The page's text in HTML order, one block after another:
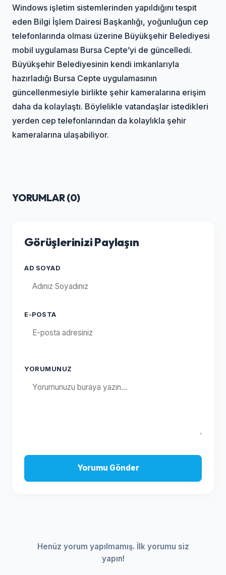
Windows işletim sistemlerinden yapıldığını tespit
eden Bilgi İşlem Dairesi Başkanlığı, yoğunluğun cep
telefonlarında olması üzerine Büyükşehir Belediyesi
mobil uygulaması Bursa Cepte’yi de güncelledi.
Büyükşehir Belediyesinin kendi imkanlarıyla
hazırladığı Bursa Cepte uygulamasının
güncellenmesiyle birlikte şehir kameralarına erişim
daha da kolaylaştı. Böylelikle vatandaşlar istedikleri
yerden cep telefonlarından da kolaylıkla şehir
kameralarına ulaşabiliyor.
YORUMLAR (0)
Görüşlerinizi Paylaşın
AD SOYAD
E-POSTA
YORUMUNUZ
Yorumu Gönder
Henüz yorum yapılmamış. İlk yorumu siz
yapın!